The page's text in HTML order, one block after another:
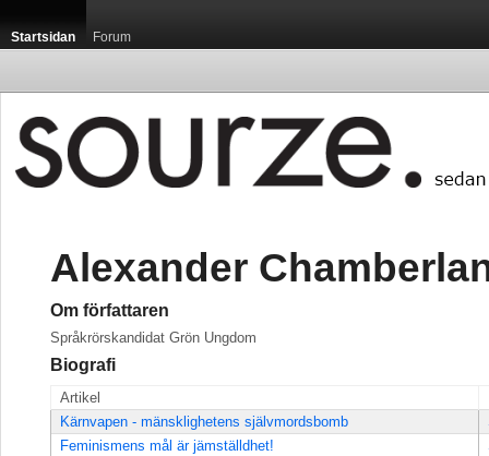
Startsidan Forum
Alexander
Om författaren
Språkrörskandidat Grön Ungdom
Biografi
Artikel
Kärnvapen - mänsklighetens självmordsbomb
Feminismens mål är jämställdhet!